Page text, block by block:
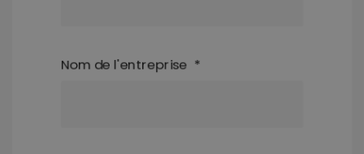
Nom de l'entreprise *